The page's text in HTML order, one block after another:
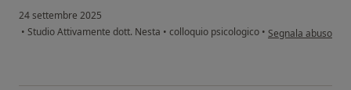
24 settembre 2025
• Studio Attivamente dott. Nesta • colloquio psicologico • secondo
Segnala abuso